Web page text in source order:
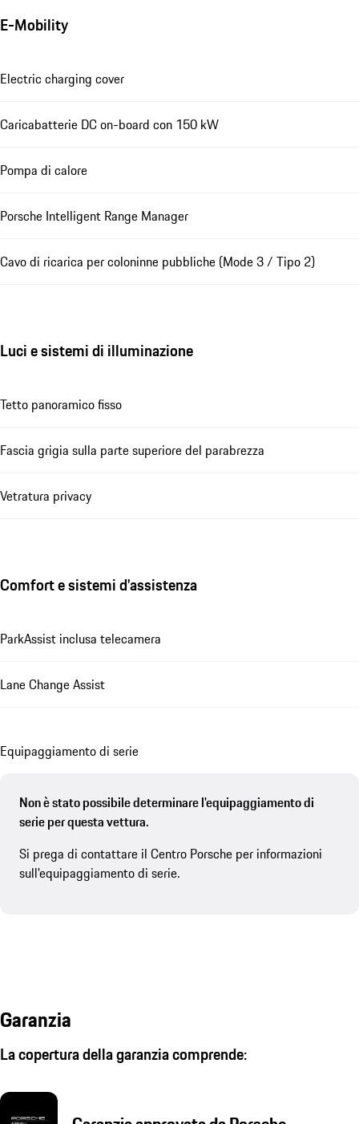
E-Mobility
Electric charging cover
Caricabatterie DC on-board con 150 kW
Pompa di calore
Porsche Intelligent Range Manager
Cavo di ricarica per coloninne pubbliche (Mode 3 / Tipo 2)
Luci e sistemi di illuminazione
Tetto panoramico fisso
Fascia grigia sulla parte superiore del parabrezza
Vetratura privacy
Comfort e sistemi d'assistenza
ParkAssist inclusa telecamera
Lane Change Assist
Equipaggiamento di serie
Non è stato possibile determinare l'equipaggiamento di
serie per questa vettura.
Si prega di contattare il Centro Porsche per informazioni
sull'equipaggiamento di serie.
Garanzia
La copertura della garanzia comprende: